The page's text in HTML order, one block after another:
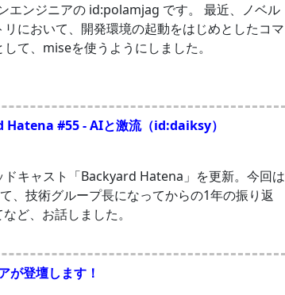
エンジニアの id:polamjag です。 最近、ノベル
において、開発環境の起動をはじめとしたコマ
て、miseを使うようにしました。
Hatena #55 - AIと激流（id:daiksy）
キャスト「Backyard Hatena」を更新。今回は
、技術グループ長になってからの1年の振り返
ど、お話しました。
が登壇します！